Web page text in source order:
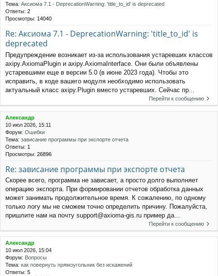
Тема: Аксиома 7.1 - DeprecationWarning: 'title_to_id' is deprecated
Ответы: 2
Просмотры: 14040
Re: Аксиома 7.1 - DeprecationWarning: 'title_to_id' is
deprecated
Предупреждение возникает из-за использования устаревших классов
axipy.AxiomaPlugin и axipy.AxiomaInterface. Они были объявлены
устаревшими еще в версии 5.0 (в июне 2023 года). Чтобы это
исправить, в коде вашего модуля необходимо использовать
актуальный класс axipy.Plugin вместо устаревших. Сейчас пр...
Перейти к сообщению
Александр
10 июл 2026, 15:11
Форум: Ошибки
Тема: зависание программы при экспорте отчета
Ответы: 1
Просмотры: 26896
Re: зависание программы при экспорте отчета
Скорее всего, программа не зависает, а просто долго выполняет
операцию экспорта. При формировании отчетов обработка данных
может занимать продолжительное время. К сожалению, по одному
только логу мы не сможем точно определить причину. Пожалуйста,
пришлите нам на почту support@axioma-gis.ru пример да...
Перейти к сообщению
Александр
10 июл 2026, 15:04
Форум: Вопросы
Тема: как повернуть прямоугольник без искажений
Ответы: 5